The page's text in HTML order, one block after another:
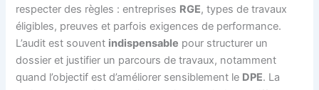
respecter des règles : entreprises RGE, types de travaux
éligibles, preuves et parfois exigences de performance.
L’audit est souvent indispensable pour structurer un
dossier et justifier un parcours de travaux, notamment
quand l’objectif est d’améliorer sensiblement le DPE. La